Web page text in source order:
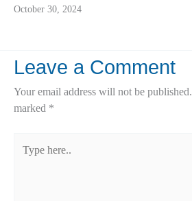
October 30, 2024
Leave a Comment
Your email address will not be published.
marked *
here..